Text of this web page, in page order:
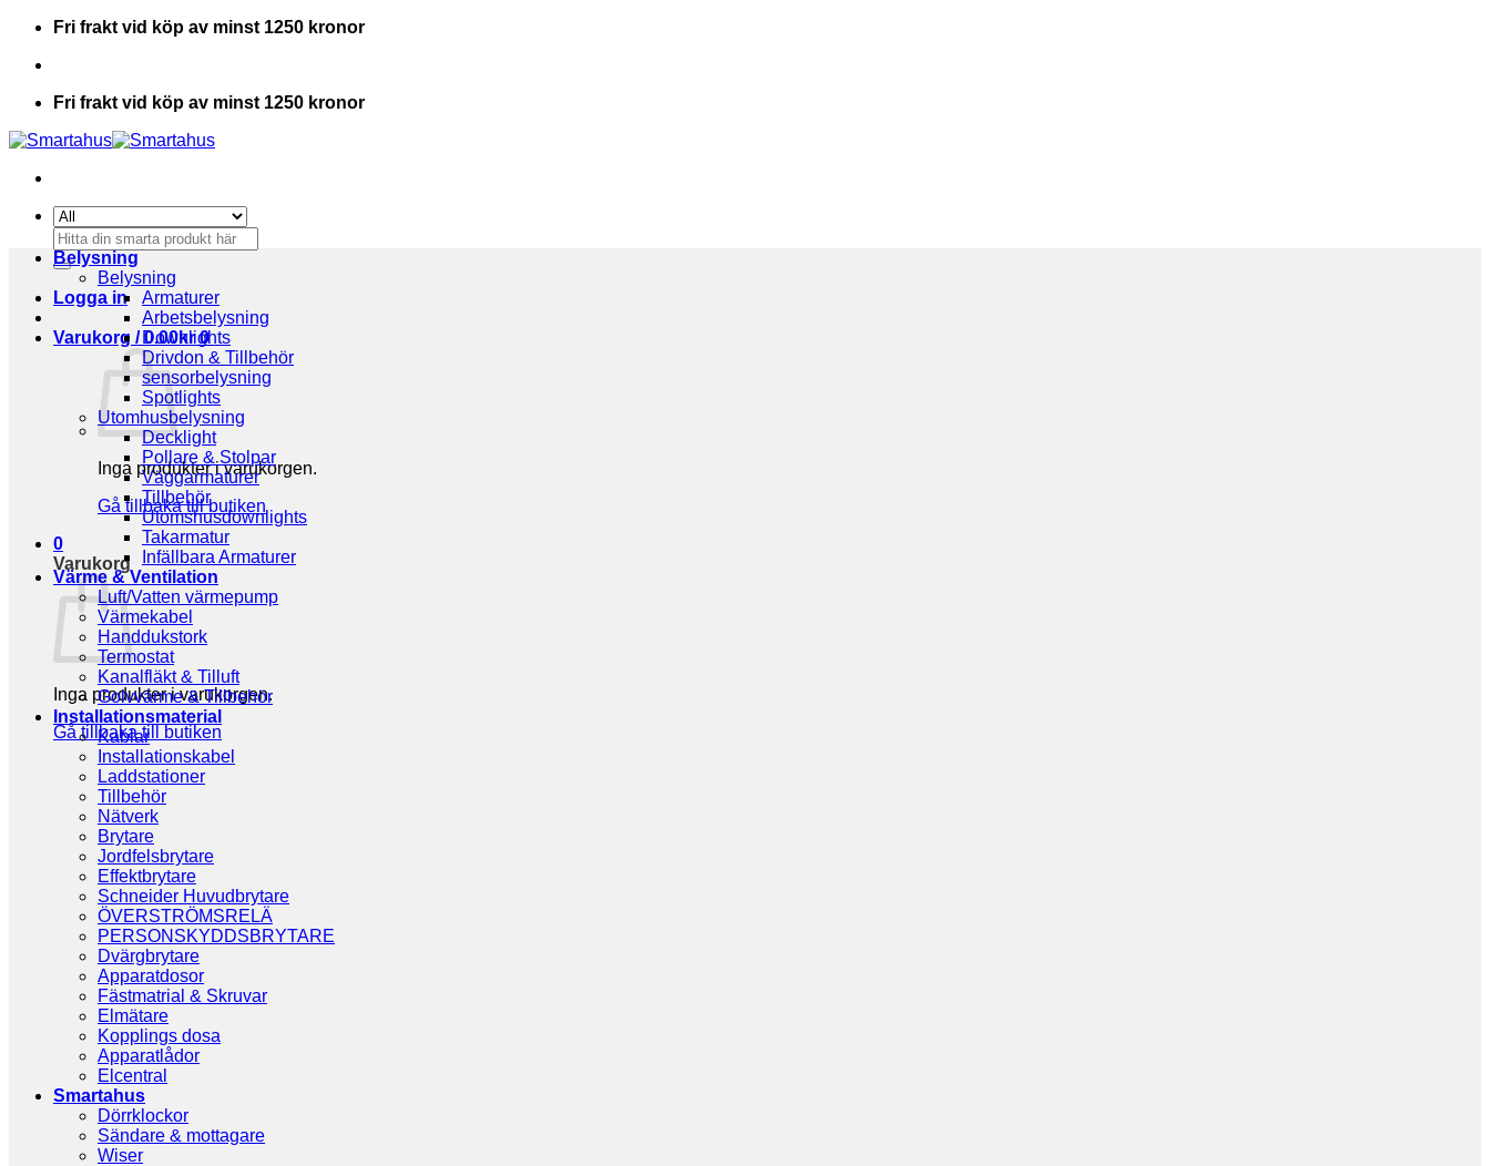
Skip
content
Fri frakt vid köp av minst 1250 kronor
Fri frakt vid köp av minst 1250 kronor
Sök
efter:
Logga in
Varukorg /0.00kr 0
Inga produkter i varukorgen.
Gå tillbaka till butiken
0
Varukorg
Inga produkter i varukorgen.
Gå tillbaka till butiken
Belysning
Belysning
Armaturer
Arbetsbelysning
Downlights
Drivdon & Tillbehör
sensorbelysning
Spotlights
Utomhusbelysning
Decklight
Pollare & Stolpar
Väggarmaturer
Tillbehör
Utomshusdownlights
Takarmatur
Infällbara Armaturer
Värme & Ventilation
Luft/Vatten värmepump
Värmekabel
Handdukstork
Termostat
Kanalfläkt & Tilluft
Golvvärme & Tillbehör
Installationsmaterial
Kablar
Installationskabel
Laddstationer
Tillbehör
Nätverk
Brytare
Jordfelsbrytare
Effektbrytare
Schneider Huvudbrytare
ÖVERSTRÖMSRELÄ
PERSONSKYDDSBRYTARE
Dvärgbrytare
Apparatdosor
Fästmatrial & Skruvar
Elmätare
Kopplings dosa
Apparatlådor
Elcentral
Smartahus
Dörrklockor
Sändare & mottagare
Wiser